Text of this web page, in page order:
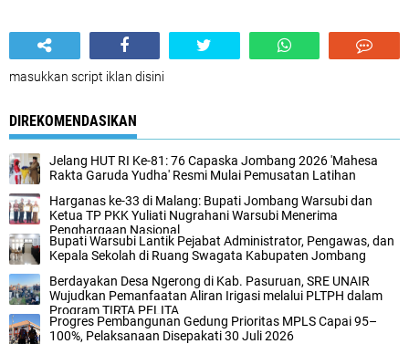
masukkan script iklan disini
DIREKOMENDASIKAN
Jelang HUT RI Ke-81: 76 Capaska Jombang 2026 'Mahesa
Rakta Garuda Yudha' Resmi Mulai Pemusatan Latihan
Harganas ke-33 di Malang: Bupati Jombang Warsubi dan
Ketua TP PKK Yuliati Nugrahani Warsubi Menerima
Penghargaan Nasional
Bupati Warsubi Lantik Pejabat Administrator, Pengawas, dan
Kepala Sekolah di Ruang Swagata Kabupaten Jombang
Berdayakan Desa Ngerong di Kab. Pasuruan, SRE UNAIR
Wujudkan Pemanfaatan Aliran Irigasi melalui PLTPH dalam
Program TIRTA PELITA
Progres Pembangunan Gedung Prioritas MPLS Capai 95–
100%, Pelaksanaan Disepakati 30 Juli 2026